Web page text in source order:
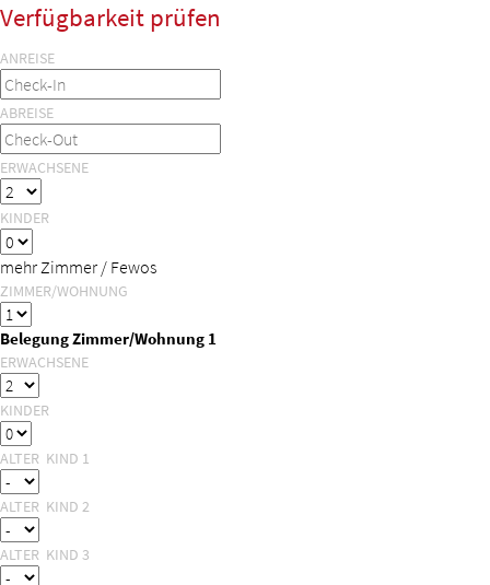
Verfügbarkeit prüfen
ANREISE
ABREISE
ERWACHSENE
KINDER
mehr Zimmer / Fewos
ZIMMER/WOHNUNG
Belegung Zimmer/Wohnung 1
ERWACHSENE
KINDER
ALTER KIND 1
ALTER KIND 2
ALTER KIND 3